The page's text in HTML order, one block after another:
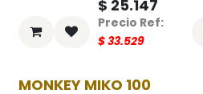
$ 25.147
$33.529
MONKEY MIKO 100